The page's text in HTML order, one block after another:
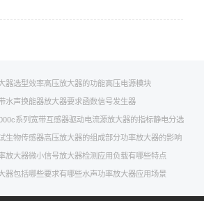
器选型效率高压放大器的功能高压电源模块
水声换能器放大器要求函数信号发生器
系列宽带互感器驱动电流源放大器的指标静电分选
生物传感器高压放大器的组成部分功率放大器的影响
放大器微小信号放大器检测应用 负载有哪些特点
器包括哪些要求有哪些水声功率放大器应用场景